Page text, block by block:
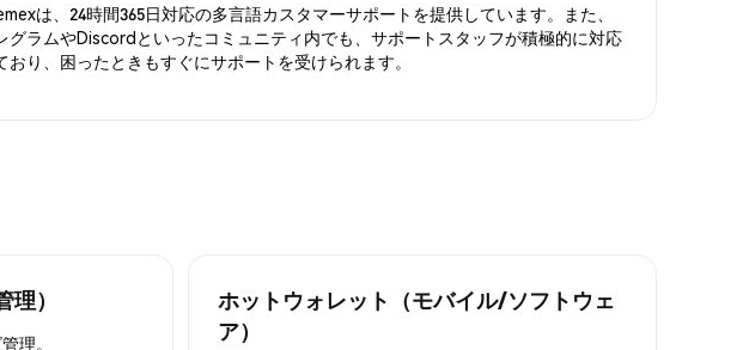
は、24時間365日対応の多言語カスタマーサポートを提供しています。また、
グラムやDiscordといったコミュニティ内でも、サポートスタッフが積極的に対応
おり、困ったときもすぐにサポートを受けられます。
）
理。
ホットウォレット（モバイル/ソフトウェ
ア）